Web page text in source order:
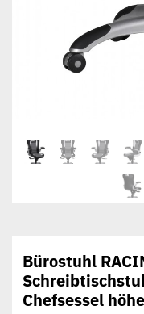
Bürostuhl
Chefsessel